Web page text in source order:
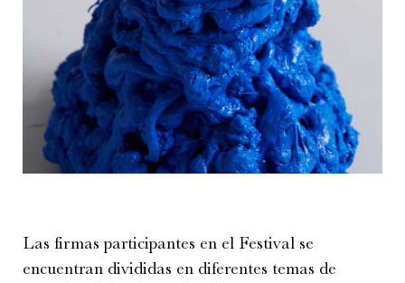
Las firmas participantes en el Festival se
encuentran divididas en diferentes temas de